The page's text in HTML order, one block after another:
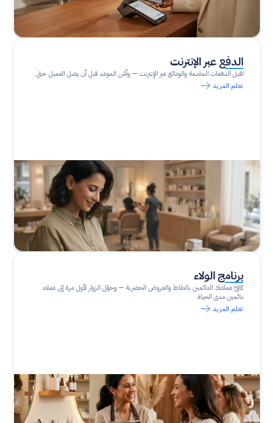
الدفع عبر الإنترنت
اقبل الدفعات المقدمة والودائع عبر الإنترنت — وأمّن الموعد قبل أن يصل العميل حتى.
تعلم المزيد
برنامج الولاء
دائمين مدى الحياة.
تعلم المزيد